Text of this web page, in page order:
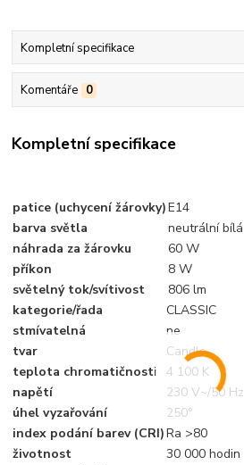
Kompletní specifikace
Komentáře 0
Kompletní specifikace
patice (uchycení žárovky)E14
barva světla
neutrální bílá
náhrada za žárovku
60 W
příkon
8 W
světelný tok/svítivost
806 lm
kategorie/řada
CLASSIC
stmívatelná
ne
tvar
Candle
teplota chromatičnosti 4 100 K
napětí
230 V~/50 Hz
úhel vyzařování
250°
index podání barev (CRI)Ra >80
životnost
30 000 hodin